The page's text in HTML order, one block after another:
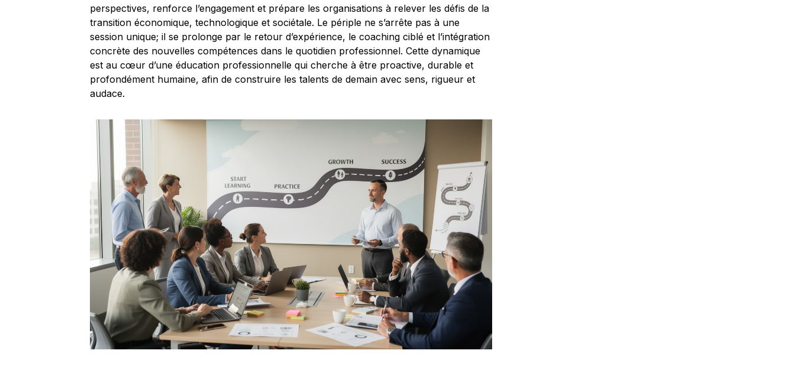
perspectives, renforce l’engagement et prépare les organisations à relever les défis de la
transition économique, technologique et sociétale. Le périple ne s’arrête pas à une
session unique; il se prolonge par le retour d’expérience, le coaching ciblé et l’intégration
concrète des nouvelles compétences dans le quotidien professionnel. Cette dynamique
est au cœur d’une éducation professionnelle qui cherche à être proactive, durable et
profondément humaine, afin de construire les talents de demain avec sens, rigueur et
audace.